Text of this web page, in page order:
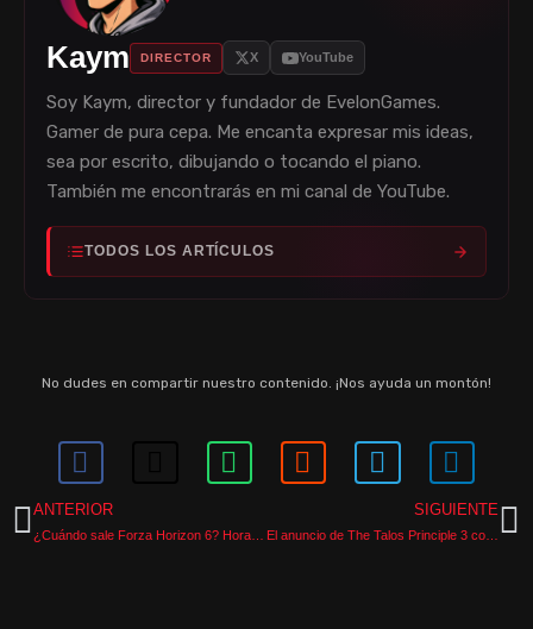
Kaym DIRECTOR X YouTube
Soy Kaym, director y fundador de EvelonGames.
Gamer de pura cepa. Me encanta expresar mis ideas,
sea por escrito, dibujando o tocando el piano.
También me encontrarás en mi canal de YouTube.
TODOS LOS ARTÍCULOS
No dudes en compartir nuestro contenido. ¡Nos ayuda un montón!
ANTERIOR SIGUIENTE
El anuncio de The Talos Principle 3 confirma el final de una de las mejores sagas de puzzles de la historia